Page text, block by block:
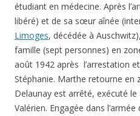
étudiant en médecine. Après
libéré) et de sa sœur aînée
Limoges, décédée à
famille (sept personnes) en
août 1942 après l’arrestation
Stéphanie. Marthe retourne en
Delaunay est arrêté, exécuté
Valérien. Engagée dans